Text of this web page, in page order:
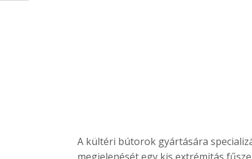
A kültéri bútorok gyártására